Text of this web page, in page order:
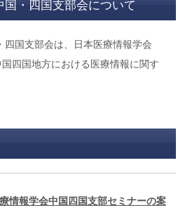
国・四国支部会について
四国支部会は、日本医療情報学会
四国地方における医療情報に関す
情報学会中国四国支部セミナーの案